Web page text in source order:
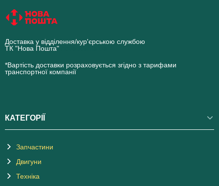
Доставка у відділення/кур'єрською службою
ТК "Нова Пошта"
*Вартість доставки розраховується згідно з тарифами
транспортної компанії
КАТЕГОРІЇ
Запчастини
Двигуни
Техніка